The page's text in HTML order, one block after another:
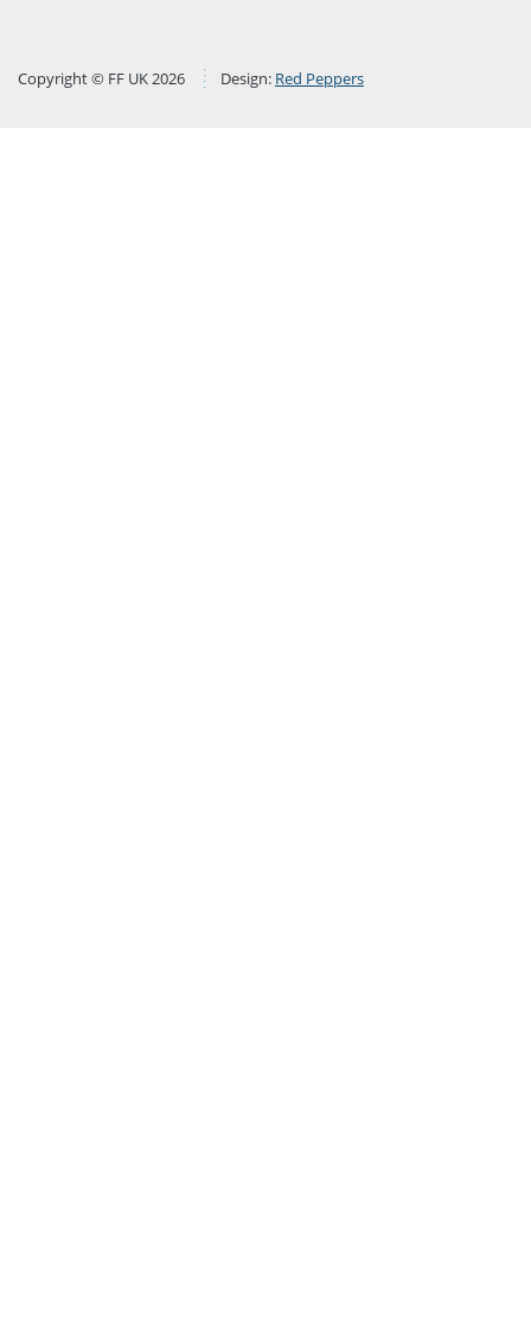
Copyright © FF UK 2026 Design: Red Peppers